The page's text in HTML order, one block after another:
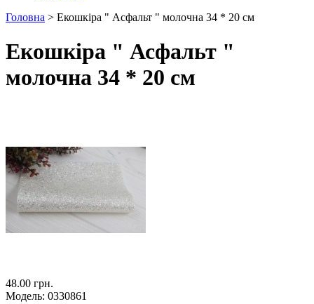
Головна > Екошкіра " Асфальт " молочна 34 * 20 см
Екошкіра " Асфальт "
молочна 34 * 20 см
48.00 грн.
Модель: 0330861